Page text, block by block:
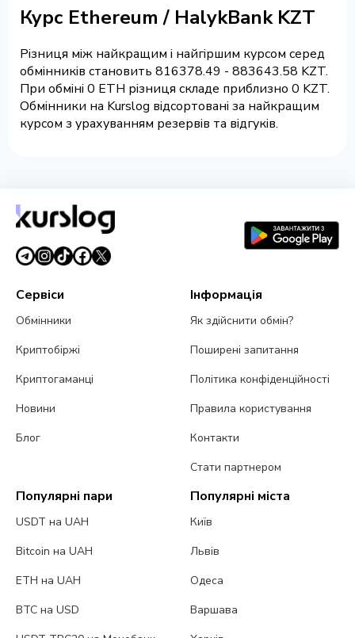
Курс Ethereum / HalykBank KZT
Різниця між найкращим і найгіршим курсом серед
обмінників становить 816378.49 - 883643.58 KZT.
При обміні 0 ETH різниця складе приблизно 0 KZT.
Обмінники на Kurslog відсортовані за найкращим
курсом з урахуванням резервів та відгуків.
Сервіси
Обмінники
Криптобіржі
Криптогаманці
Новини
Блог
Інформація
Як здійснити обмін?
Поширені запитання
Політика конфіденційності
Правила користування
Контакти
Стати партнером
Популярні пари
USDT на UAH
Bitcoin на UAH
ETH на UAH
BTC на USD
Популярні міста
Київ
Львів
Одеса
Варшава